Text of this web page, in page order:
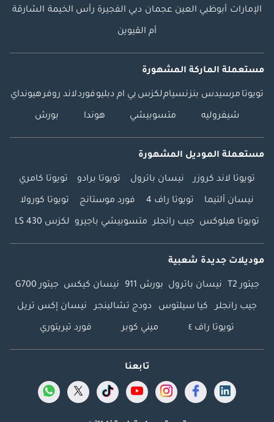
الإمارات أبوظبي العين عجمان دبي الفجيرة رأس الخيمة الشارقة
أم القيوين
مستعملة الماركة المشهورة
تويوتا مرسيدس بنزنسياملكزس بي ام دبليوفوردلاند روفرهيونداي
شيفروليه متسوبيشي هوندا بورش
مستعملة الموديل المشهورة
تويوتا لاند كروزر نيسان باترول تويوتا برادو تويوتا كامري
نيسان ألتيما تويوتا راف 4 فورد موستانج تويوتا كورولا
تويوتا هيلوكس جيب رانجلر متسوبيشي باجيرو لكزس LS 430
موديلات جديدة شعبية
جيتور T2 نيسان باترول بورش 911 نيسان كيكس جيتور G700
جيب رانجلر كيا سيلتوس دودج تشالينجر نيسان إكس تريل
تويوتا راف ٤ ميني كوبر فورد تيريتوري
تابعنا